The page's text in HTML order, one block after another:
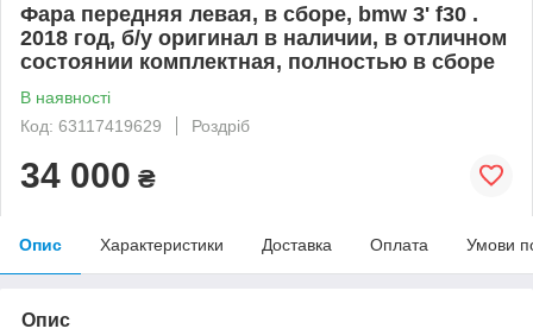
Фара передняя левая, в сборе, bmw 3' f30 .
2018 год, б/у оригинал в наличии, в отличном
состоянии комплектная, полностью в сборе
В наявності
Код: 63117419629
Роздріб
34 000 ₴
Опис Характеристики Доставка Оплата Умови
Опис